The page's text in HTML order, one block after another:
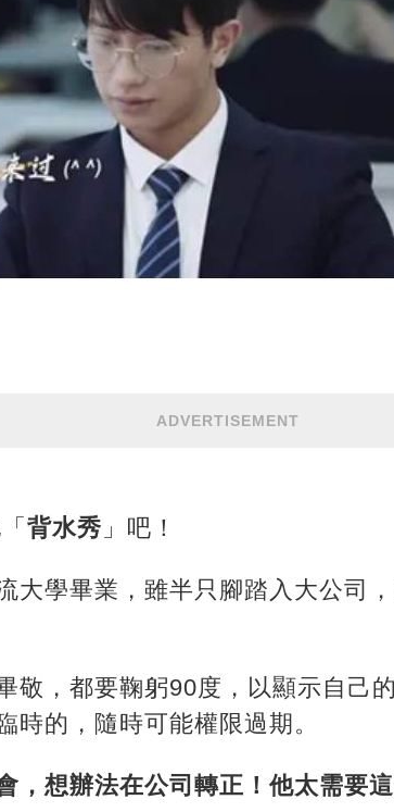
ADVERTISEMENT
背水秀 」吧！
大學畢業，雖半只腳踏入大公司
敬，都要鞠躬90度，以顯示自己
時的，隨時可能權限過期。
，想辦法在公司轉正！他太需要這